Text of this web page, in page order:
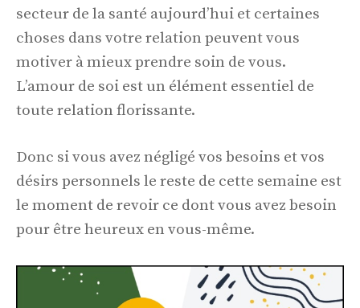
secteur de la santé aujourd’hui et certaines
choses dans votre relation peuvent vous
motiver à mieux prendre soin de vous.
L’amour de soi est un élément essentiel de
toute relation florissante.
Donc si vous avez négligé vos besoins et vos
désirs personnels le reste de cette semaine est
le moment de revoir ce dont vous avez besoin
pour être heureux en vous-même.